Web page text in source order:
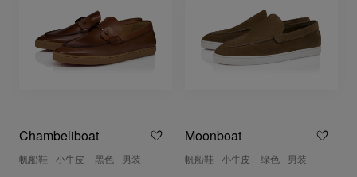
Chambeliboat
帆船鞋 - 小牛皮 - 黑色 - 男装
Moonboat
帆船鞋 - 小牛皮 - 绿色 - 男装